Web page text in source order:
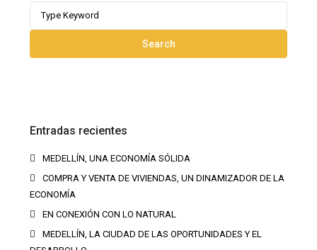
Search
Entradas recientes
MEDELLÍN, UNA ECONOMÍA SÓLIDA
COMPRA Y VENTA DE VIVIENDAS, UN DINAMIZADOR DE LA
ECONOMÍA
EN CONEXIÓN CON LO NATURAL
MEDELLÍN, LA CIUDAD DE LAS OPORTUNIDADES Y EL